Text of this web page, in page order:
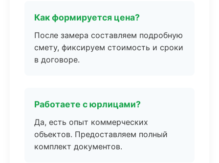
Как формируется цена?
После замера составляем подробную
смету, фиксируем стоимость и сроки
в договоре.
Работаете с юрлицами?
Да, есть опыт коммерческих
объектов. Предоставляем полный
комплект документов.